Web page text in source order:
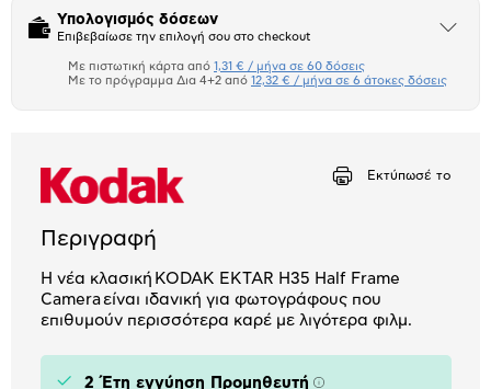
Υπολογισμός δόσεων
Επιβεβαίωσε την επιλογή σου στο checkout
Άνοιξε
Πιστωτική κάρτα
Αριθμός δόσεων
Με πιστωτική κάρτα από 1,31 € / μήνα σε 60 δόσεις
Με το πρόγραμμα Δια 4+2 από 12,32 € / μήνα σε 6 άτοκες δόσεις
Εκτύπωσέ το
Περιγραφή
Η νέα κλασική KODAK EKTAR H35 Half Frame
Camera είναι ιδανική για φωτογράφους που
επιθυμούν περισσότερα καρέ με λιγότερα φιλμ.
2 Έτη εγγύηση Προμηθευτή